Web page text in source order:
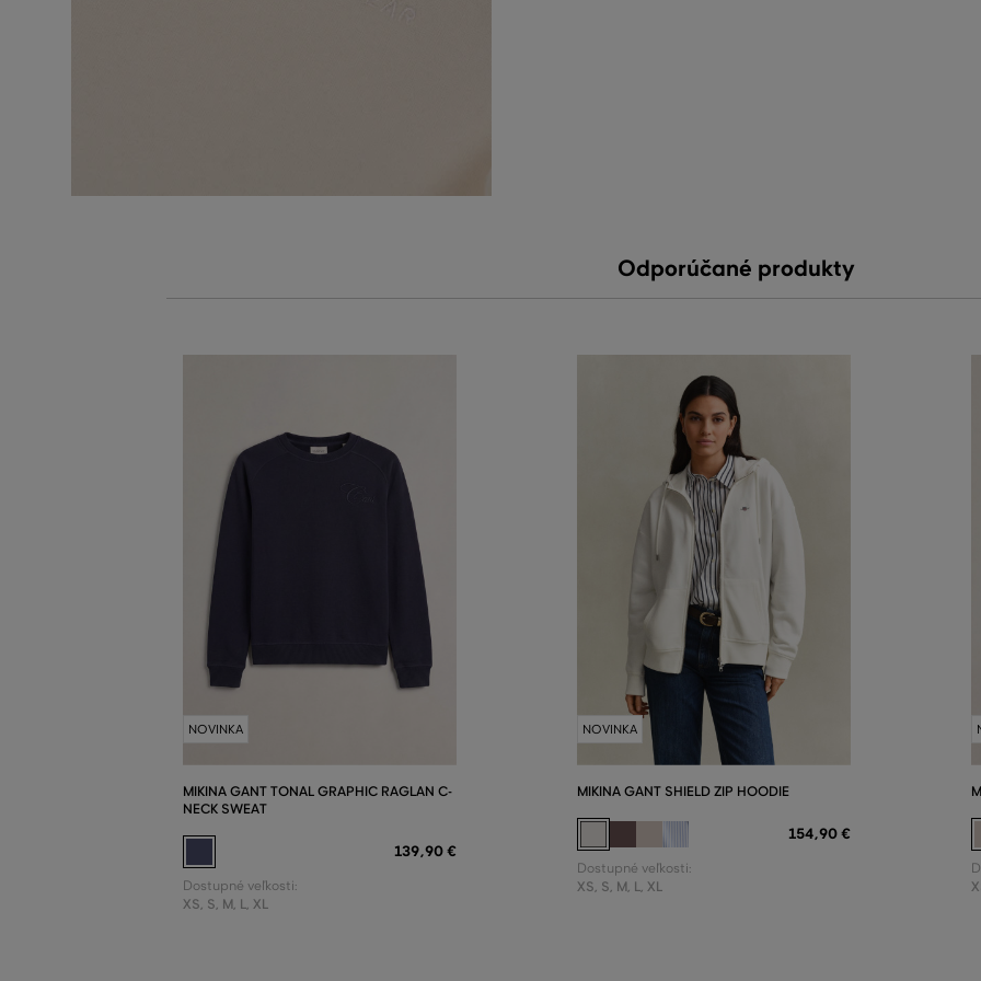
Odporúčané produkty
NOVINKA
MIKINA GANT TONAL GRAPHIC RAGLAN C-
NECK SWEAT
139,90 €
Dostupné veľkosti:
XS S M L XL
NOVINKA
MIKINA GANT SHIELD ZIP HOODIE
154,90 €
Dostupné veľkosti:
XS S M L XL